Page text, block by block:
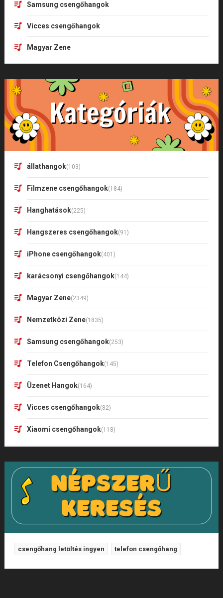
Samsung csengőhangok
Vicces csengőhangok
Magyar Zene
állathangok(103)
Filmzene csengőhangok(184)
Hanghatások(225)
Hangszeres csengőhangok(91)
iPhone csengőhangok(401)
karácsonyi csengőhangok(144)
Magyar Zene(2349)
Nemzetközi Zene(1835)
Samsung csengőhangok(253)
Telefon Csengőhangok(145)
Üzenet Hangok(164)
Vicces csengőhangok(82)
Xiaomi csengőhangok(118)
csengőhang letöltés ingyen telefon csengőhang